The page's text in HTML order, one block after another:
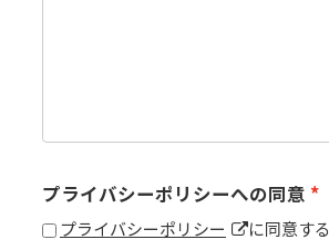
プライバシーポリシーへの同意
プライバシーポリシー に同意する